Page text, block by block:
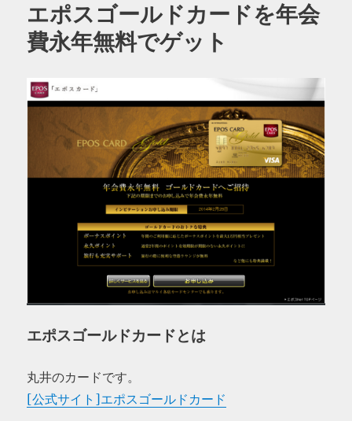
エポスゴールドカードを年会
費永年無料でゲット
エポスゴールドカードとは
丸井のカードです。
[公式サイト]エポスゴールドカード